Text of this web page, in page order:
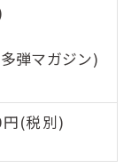
弾マガジン)
(税別)